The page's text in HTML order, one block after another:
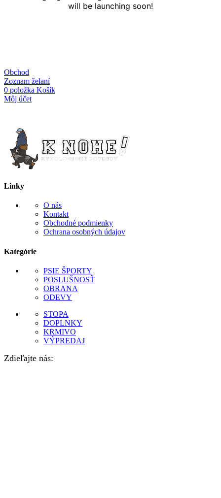
will be launching soon!
Obchod
Zoznam želaní
0 položka Košík
Môj účet
Linky
O nás
Kontakt
Obchodné podmienky
Ochrana osobných údajov
Kategórie
PSIE ŠPORTY
POSLUŠNOSŤ
OBRANA
ODEVY
STOPA
DOPLNKY
KRMIVO
VÝPREDAJ
Zdieľajte nás: